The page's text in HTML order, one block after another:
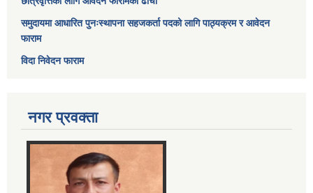
समुदायमा आधारित पुनःस्थापना सहजकर्ता पदको लागि पाठ्यक्रम र आवेदन
फाराम
विदा निवेदन फाराम
नगर प्रवक्ता